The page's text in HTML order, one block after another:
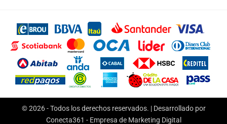
© 2026 - Todos los derechos reservados. | Desarrollado por
Conecta361 - Empresa de Marketing Digital